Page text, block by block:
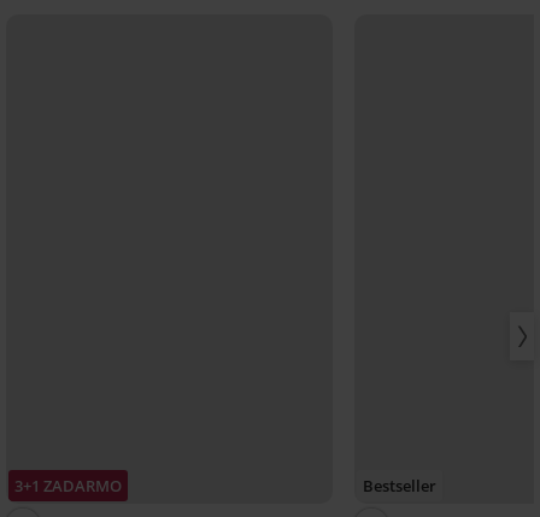
3+1 ZADARMO Bestseller